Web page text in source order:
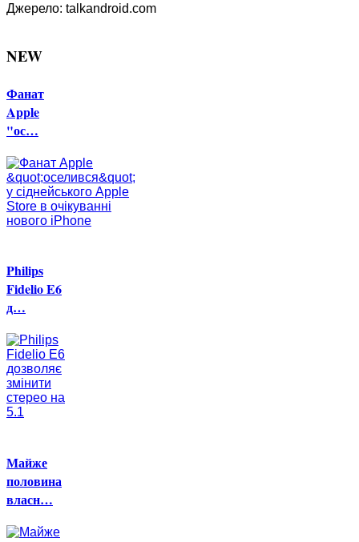
Джерело: talkandroid.com
NEW
Фанат
Apple
"ос…
Philips
Fidelio E6
д…
Майже
половина
власн…